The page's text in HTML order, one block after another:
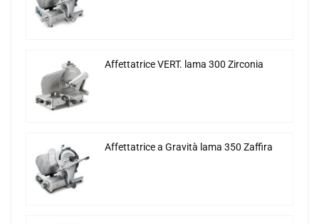
Affettatrice VERT. lama 300 Zirconia
Affettatrice a Gravità lama 350 Zaffira